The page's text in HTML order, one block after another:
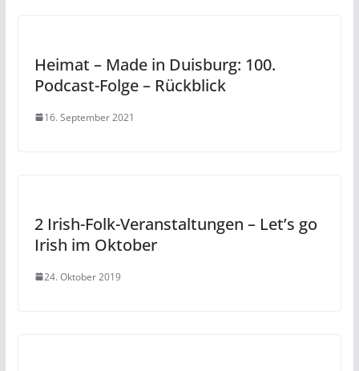
Heimat – Made in Duisburg: 100.
Podcast-Folge – Rückblick
16. September 2021
2 Irish-Folk-Veranstaltungen – Let’s go
Irish im Oktober
24. Oktober 2019